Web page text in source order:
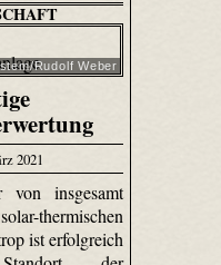
Rudolf Weber
2021
insgesamt
thermischen
ist erfolgreich